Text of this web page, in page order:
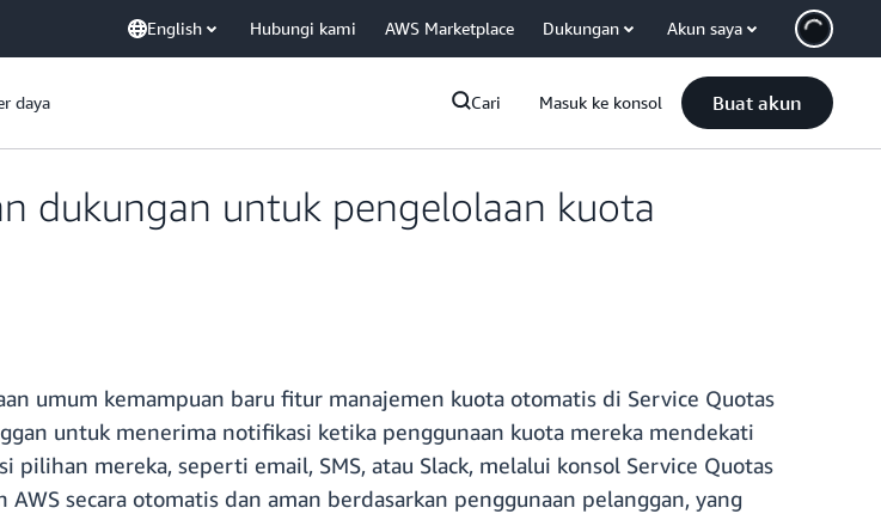
English Hubungi kami AWS Marketplace Dukungan Akun saya
daya Cari Masuk ke konsol Buat akun
dukungan untuk pengelolaan kuota
umum kemampuan baru fitur manajemen kuota otomatis di Service Quotas
untuk menerima notifikasi ketika penggunaan kuota mereka mendekati
mereka, seperti email, SMS, atau Slack, melalui konsol Service Quotas
secara otomatis dan aman berdasarkan penggunaan pelanggan, yang